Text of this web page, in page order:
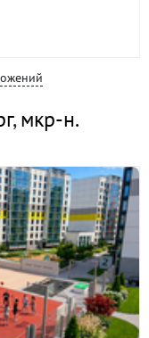
,мкр-н.